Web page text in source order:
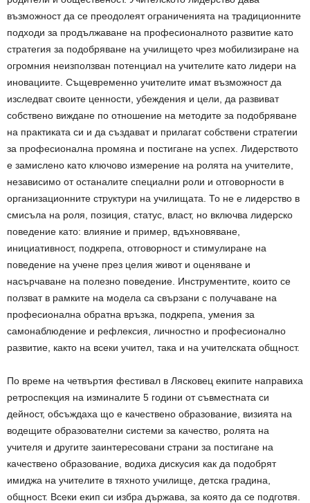
възможност да се преодолеят ограниченията на традиционните
подходи за продължаване на професионалното развитие като
стратегия за подобряване на училището чрез мобилизиране на
огромния неизползван потенциал на учителите като лидери на
иновациите. Същевременно учителите имат възможност да
изследват своите ценности, убеждения и цели, да развиват
собствено виждане по отношение на методите за подобряване
на практиката си и да създават и прилагат собствени стратегии
за професионална промяна и постигане на успех. Лидерството
е замислено като ключово измерение на ролята на учителите,
независимо от останалите специални роли и отговорности в
организационните структури на училищата. То не е лидерство в
смисъла на роля, позиция, статус, власт, но включва лидерско
поведение като: влияние и пример, вдъхновяване,
инициативност, подкрепа, отговорност и стимулиране на
поведение на учене през целия живот и оценяване и
насърчаване на полезно поведение. Инструментите, които се
ползват в рамките на модела са свързани с получаване на
професионална обратна връзка, подкрепа, умения за
самонаблюдение и рефлексия, личностно и професионално
развитие, както на всеки учител, така и на учителската общност.
По време на четвъртия фестивал в Лясковец екипите направиха
ретроспекция на изминалите 5 години от съвместната си
дейност, обсъждаха що е качествено образование, визията на
водещите образователни системи за качество, ролята на
учителя и другите заинтересовани страни за постигане на
качествено образование, водиха дискусия как да подобрят
имиджа на учителите в тяхното училище, детска градина,
общност. Всеки екип си избра държава, за която да се подготвя.